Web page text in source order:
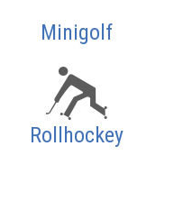
Minigolf
Rollhockey